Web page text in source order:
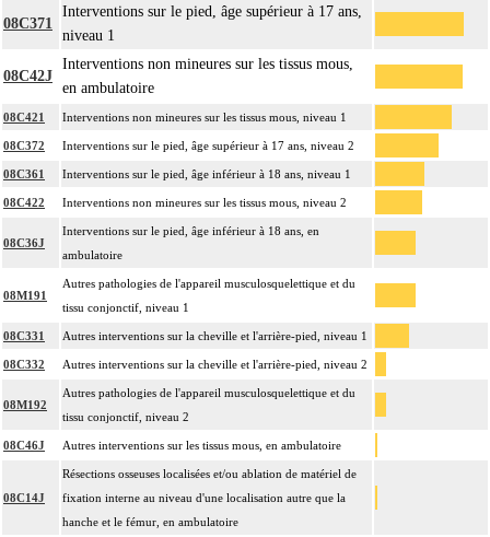
08C371
Interventions sur le pied, âge supérieur à 17 ans,
niveau 1
08C42J
Interventions non mineures sur les tissus mous,
en ambulatoire
08C421 Interventions non mineures sur les tissus mous, niveau 1
08C372 Interventions sur le pied, âge supérieur à 17 ans, niveau 2
08C361 Interventions sur le pied, âge inférieur à 18 ans, niveau 1
08C422 Interventions non mineures sur les tissus mous, niveau 2
08C36J
Interventions sur le pied, âge inférieur à 18 ans, en
ambulatoire
08M191
Autres pathologies de l'appareil musculosquelettique et du
tissu conjonctif, niveau 1
08C331 Autres interventions sur la cheville et l'arrière-pied, niveau 1
08C332 Autres interventions sur la cheville et l'arrière-pied, niveau 2
08M192
Autres pathologies de l'appareil musculosquelettique et du
tissu conjonctif, niveau 2
08C46J Autres interventions sur les tissus mous, en ambulatoire
08C14J
Résections osseuses localisées et/ou ablation de matériel de
fixation interne au niveau d'une localisation autre que la
hanche et le fémur, en ambulatoire